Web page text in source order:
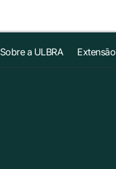
Sobre a ULBRA Extensão